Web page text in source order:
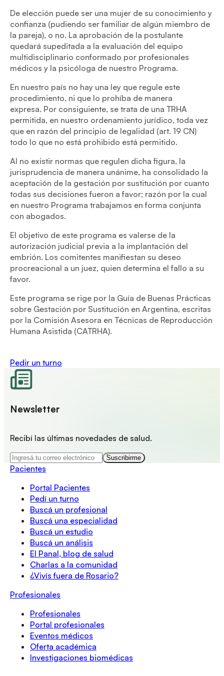
De elección puede ser una mujer de su conocimiento y
confianza (pudiendo ser familiar de algún miembro de
la pareja), o no. La aprobación de la postulante
quedará supeditada a la evaluación del equipo
multidisciplinario conformado por profesionales
médicos y la psicóloga de nuestro Programa.
En nuestro país no hay una ley que regule este
procedimiento, ni que lo prohíba de manera
expresa. Por consiguiente, se trata de una TRHA
permitida, en nuestro ordenamiento jurídico, toda vez
que en razón del principio de legalidad (art. 19 CN)
todo lo que no está prohibido está permitido.
Al no existir normas que regulen dicha figura, la
jurisprudencia de manera unánime, ha consolidado la
aceptación de la gestación por sustitución por cuanto
todas sus decisiones fueron a favor; razón por la cual
en nuestro Programa trabajamos en forma conjunta
con abogados.
El objetivo de este programa es valerse de la
autorización judicial previa a la implantación del
embrión. Los comitentes manifiestan su deseo
procreacional a un juez, quien determina el fallo a su
favor.
Este programa se rige por la Guía de Buenas Prácticas
sobre Gestación por Sustitución en Argentina, escritas
por la Comisión Asesora en Técnicas de Reproducción
Humana Asistida (CATRHA).
Pedir un turno
Newsletter
Recibí las últimas novedades de salud.
Suscribirme
Pacientes
Portal Pacientes
Pedí un turno
Buscá un profesional
Buscá una especialidad
Buscá un estudio
Buscá un análisis
El Panal, blog de salud
Charlas a la comunidad
¿Vivís fuera de Rosario?
Profesionales
Profesionales
Portal profesionales
Eventos médicos
Oferta académica
Investigaciones biomédicas